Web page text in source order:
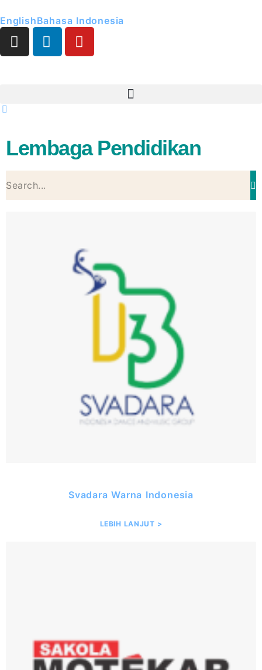
EnglishBahasa Indonesia
Lembaga Pendidikan
Svadara Warna Indonesia
LEBIH LANJUT >